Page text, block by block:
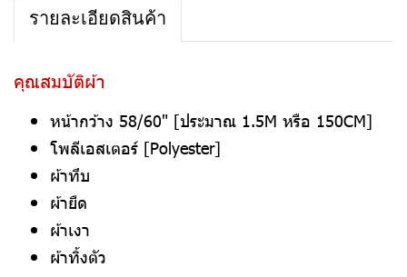
รายละเอียดสินค้า
คุณสมบัติผ้า
หน้ากว้าง 58/60" [ประมาณ 1.5M หรือ 150CM]
โพลีเอสเตอร์ [Polyester]
ผ้าทึบ
ผ้ายืด
ผ้าเงา
ผ้าทิ้งตัว